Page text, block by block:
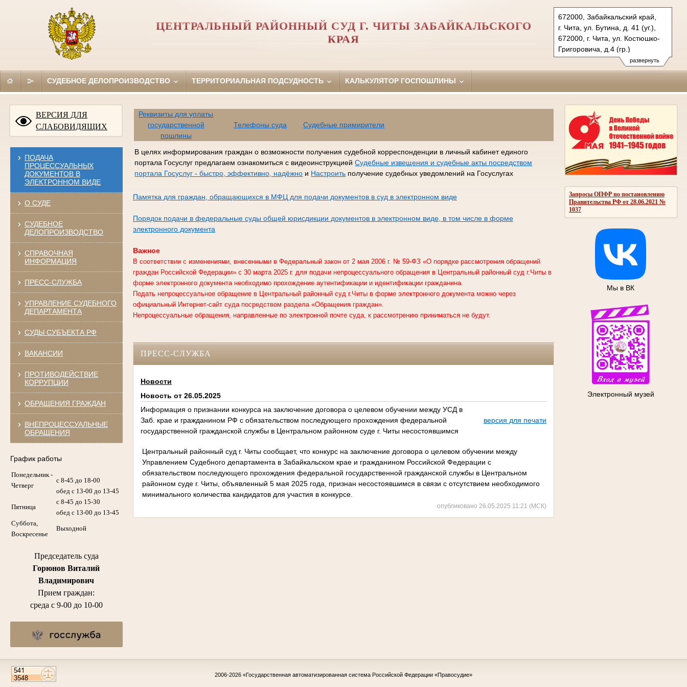
развернуть
672000, Забайкальский край,
г. Чита, ул. Бутина, д. 41 (уг.),
672000, г. Чита, ул. Костюшко-
Григоровича, д.4 (гр.)
Тел.: (3022) 35-56-34(уг.)
21-36-31 ( гр. и админ.), 35-03-
centr.cht@sudrf.ru
ЦЕНТРАЛЬНЫЙ РАЙОННЫЙ СУД Г. ЧИТЫ ЗАБАЙКАЛЬСКОГО
КРАЯ
СУДЕБНОЕ ДЕЛОПРОИЗВОДСТВО ТЕРРИТОРИАЛЬНАЯ ПОДСУДНОСТЬ КАЛЬКУЛЯТОР ГОСПОШЛИНЫ
ВЕРСИЯ ДЛЯ
СЛАБОВИДЯЩИХ
ПОДАЧА
ПРОЦЕССУАЛЬНЫХ
ДОКУМЕНТОВ В
ЭЛЕКТРОННОМ ВИДЕ
О СУДЕ
СУДЕБНОЕ
ДЕЛОПРОИЗВОДСТВО
СПРАВОЧНАЯ
ИНФОРМАЦИЯ
ПРЕСС-СЛУЖБА
УПРАВЛЕНИЕ СУДЕБНОГО
ДЕПАРТАМЕНТА
СУДЫ СУБЪЕКТА РФ
ВАКАНСИИ
ПРОТИВОДЕЙСТВИЕ
КОРРУПЦИИ
ОБРАЩЕНИЯ ГРАЖДАН
ВНЕПРОЦЕССУАЛЬНЫЕ
ОБРАЩЕНИЯ
График работы
Понедельник -
Четверг
с 8-45 до 18-00
обед с 13-00 до 13-45
Пятница
с 8-45 до 15-30
обед с 13-00 до 13-45
Суббота,
Воскресенье
Выходной
Председатель суда
Горюнов Виталий
Владимирович
Прием граждан:
среда с 9-00 до 10-00
Запросы ОПФР по постановлению
Правительства РФ от 28.06.2021 №
1037
Мы в ВК
Электронный музей
Реквизиты для уплаты
государственной
пошлины
Телефоны суда Судебные примирители
В целях информирования граждан о возможности получения судебной корреспонденции в личный кабинет единого
портала Госуслуг предлагаем ознакомиться с видеоинструкциейСудебные извещения и судебные акты посредством
портала Госуслуг - быстро, эффективно, надёжно и Настроить получение судебных уведомлений на Госуслугах
Памятка для граждан, обращающихся в МФЦ для подачи документов в суд в электронном виде
Порядок подачи в федеральные суды общей юрисдикции документов в электронном виде, в том числе в форме
электронного документа
Важное
В соответствии с изменениями, внесенными в Федеральный закон от 2 мая 2006 г. № 59-ФЗ «О порядке рассмотрения обращений
граждан Российской Федерации» с 30 марта 2025 г. для подачи непроцессуального обращения в
Центральный районный суд г.Читыв
форме электронного документа необходимо прохождение аутентификации и идентификации гражданина.
Подать непроцессуальное обращение в Центральный районный суд г.Читы в форме электронного документа можно через
официальный Интернет-сайт суда посредством раздела «Обращения граждан».
Непроцессуальные обращения, направленные по электронной почте суда, к рассмотрению приниматься не будут.
ПРЕСС-СЛУЖБА
Новости
Новость от 26.05.2025
Информация о признании конкурса на заключение договора о целевом обучении между УСД в
Заб. крае и гражданином РФ с обязательством последующего прохождения федеральной
государственной гражданской службы в Центральном районном суде г. Читы несостоявшимся
версия для печати
Центральный районный суд г. Читы сообщает, что конкурс на заключение договора о целевом обучении между
Управлением Судебного департамента в Забайкальском крае и гражданином Российской Федерации с
обязательством последующего прохождения федеральной государственной гражданской службы в Центральном
районном суде г. Читы, объявленный 5 мая 2025 года, признан несостоявшимся в связи с отсутствием необходимого
минимального количества кандидатов для участия в конкурсе.
опубликовано 26.05.2025 11:21 (МСК)
2006-2026 «Государственная автоматизированная система Российской Федерации «Правосудие»